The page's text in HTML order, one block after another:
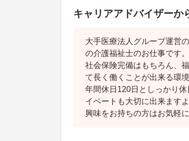
キャリアアドバイザーか
大手医療法人グループ運営
の介護福祉士のお仕事です。
社会保険完備はもちろん、
て長く働くことが出来る環
年間休日120日としっかり
イベートも大切に出来ますよ
興味をお持ちの方はお気軽